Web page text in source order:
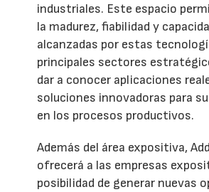
industriales. Este espacio
la madurez, fiabilidad y
alcanzadas por estas
principales sectores
dar a conocer aplicaciones
soluciones innovadoras para
en los procesos productivos.
Además del área expositiva,
ofrecerá a las empresas
posibilidad de generar nuevas